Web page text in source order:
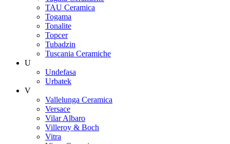
TAU Ceramica
Togama
Tonalite
Topcer
Tubadzin
Tuscania Ceramiche
U
Undefasa
Urbatek
V
Vallelunga Ceramica
Versace
Vilar Albaro
Villeroy & Boch
Vitra